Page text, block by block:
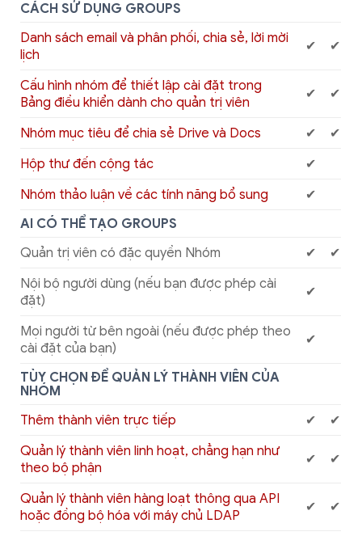
CÁCH SỬ DỤNG GROUPS
Danh sách email và phân phối, chia sẻ, lời mời
lịch
✔ ✔
Cấu hình nhóm để thiết lập cài đặt trong
Bảng điều khiển dành cho quản trị viên
✔ ✔
Nhóm mục tiêu để chia sẻ Drive và Docs ✔
✔
Hộp thư đến cộng tác
✔
Nhóm thảo luận về các tính năng bổ sung
✔
AI CÓ THỂ TẠO GROUPS
Quản trị viên có đặc quyền Nhóm
✔
✔
Nội bộ người dùng (nếu bạn được phép cài
đặt)
✔
Mọi người từ bên ngoài (nếu được phép theo
cài đặt của bạn)
✔
TÙY CHỌN ĐỂ QUẢN LÝ THÀNH VIÊN CỦA
NHÓM
Thêm thành viên trực tiếp
✔
✔
Quản lý thành viên linh hoạt, chẳng hạn như
theo bộ phận
✔ ✔
Quản lý thành viên hàng loạt thông qua API
hoặc đồng bộ hóa với máy chủ LDAP
✔ ✔